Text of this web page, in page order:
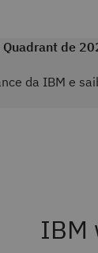
de
da IBM e
IBM